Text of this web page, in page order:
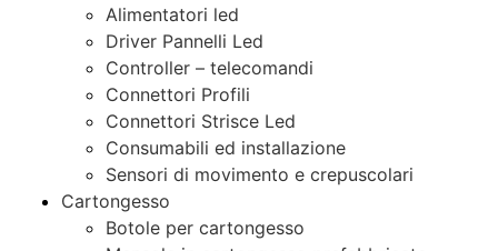
Alimentatori led
Driver Pannelli Led
Controller – telecomandi
Connettori Profili
Connettori Strisce Led
Consumabili ed installazione
Sensori di movimento e crepuscolari
Cartongesso
Botole per cartongesso